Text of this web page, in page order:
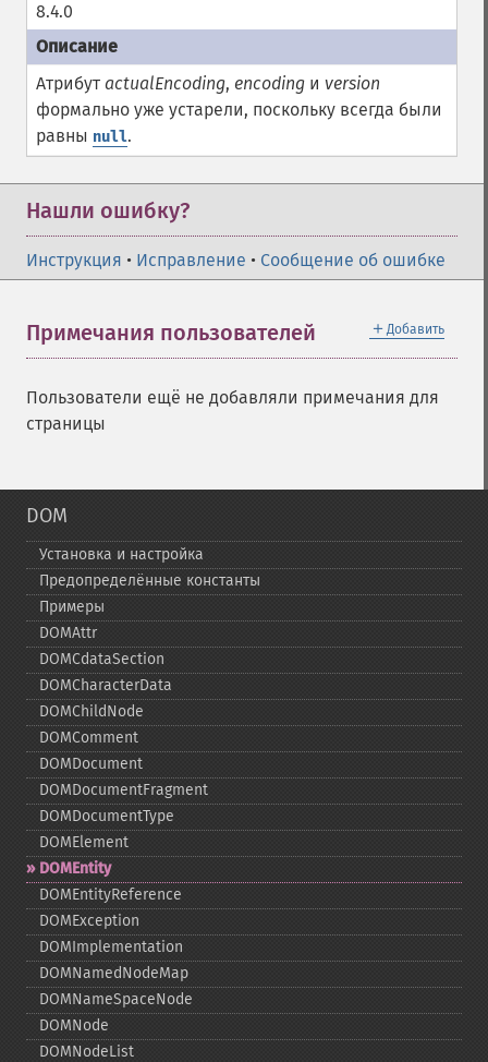
8.4.0
Атрибут actualEncoding, encoding и version
формально уже устарели, поскольку всегда были
равны null.
Нашли ошибку?
Инструкция • Исправление • Сообщение об ошибке
＋ Добавить
Примечания пользователей
Пользователи ещё не добавляли примечания для
страницы
DOM
Установка и настройка
Предопределённые константы
Примеры
DOMAttr
DOMCdataSection
DOMCharacterData
DOMChildNode
DOMComment
DOMDocument
DOMDocumentFragment
DOMDocumentType
DOMElement
DOMEntity
DOMEntityReference
DOMException
DOMImplementation
DOMNamedNodeMap
DOMNameSpaceNode
DOMNode
DOMNodeList